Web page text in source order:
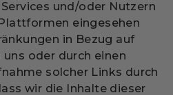
und/oder Nutzern
eingesehen
in Bezug auf
oder durch einen
solcher Links durch
wir die Inhalte dieser